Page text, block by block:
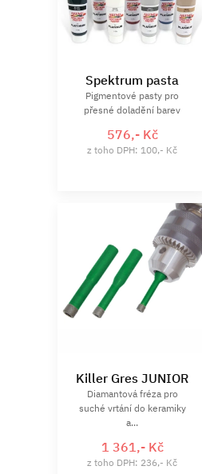
Spektrum pasta
Pigmentové pasty pro
přesné doladění barev
576,- Kč
z toho DPH: 100,- Kč
Killer Gres JUNIOR
Diamantová fréza pro
suché vrtání do keramiky
a...
1 361,- Kč
z toho DPH: 236,- Kč